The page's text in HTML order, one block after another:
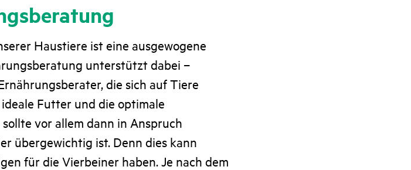
Haustiere ist eine ausgewogene
unterstützt dabei –
die sich auf Tiere
Futter und die optimale
vor allem dann in Anspruch
übergewichtig ist. Denn dies kann
für die Vierbeiner haben. Je nach dem